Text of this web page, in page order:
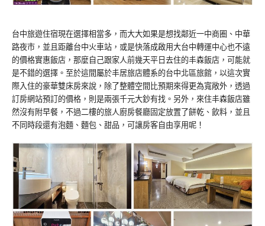
台中旅遊住宿現在選擇相當多，而大大如果是想找鄰近一中商圈、中華
路夜市，並且距離台中火車站，或是快落成啟用大台中轉運中心也不遠
的價格實惠飯店，那麼自己跟家人前幾天平日去住的丰森飯店，可能就
是不錯的選擇。至於這間屬於丰居旅店體系的台中北區旅館，以這次實
際入住的豪華雙床房來說，除了整體空間比預期來得更為寬敞外，透過
訂房網站預訂的價格，則是兩張千元大鈔有找。另外，來住丰森飯店雖
然沒有附早餐，不過二樓的旅人廚房餐廳固定放置了餅乾、飲料，並且
不同時段還有泡麵、麵包、甜品，可讓房客自由享用呢！